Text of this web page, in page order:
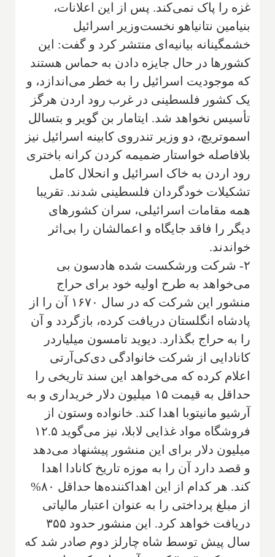
غزه را پاک نمی‌کند. پس از این اعلانات،
بنیامین نتانیاهو نخست‌وزیر اسرائیل
خشمگینانه بیانیه‌ای منتشر کرد و گفت: این
کشورها در حال جایزه دادن به حماس هستند
که موجودیت اسرائیل را به خطر می‌اندازد، و
یک کشور فلسطینی در غرب رود اردن هرگز
تأسیس نخواهد شد. ایتامار بن گویر و بتسالل
اسموتریچ، دو وزیر تندروی کابینه اسرائیل نیز
بلافاصله خواستار ضمیمه کردن کرانه باختری
رود اردن به خاک اسرائیل و انحلال کامل
تشکیلات خودگردان فلسطینی شدند. تقریبا
همه مقامات اسرائیلی، سران کشورهای
دیگر را فاقد جایگاه و اعمالشان را بی‌اثر
خواندند.
۲- شرکت ورشکست شده هادسون بی
می‌خواهد به طرح اولیه خود برای حراج
منشور این شرکت که در سال ۱۶۷۰ آن را از
پادشاه انگلستان دریافت کرده، بازگردد و آن
را به حراج بگذارد. دیوید تامسون میلیاردر
کانادایی از شرکت خانوادگی دی‌کی‌آر‌تی
اعلام کرده که می‌خواهد این سند تاریخی را
حداقل به قیمت ۱۵ میلیون دلار خریداری و به
آرشیو مانیتوبا اهدا کند. خانواده وستون از
فروشگاه مواد غذایی لابلا، نیز می‌گوید ۱۲.۵
میلیون دلار برای این منشور پیشنهاد می‌دهد
و قصد دارد آن را به موزه تاریخ کانادا اهدا
کند. هر کدام از این اهداکننده‌ها حداقل ۸۰%
از مبلغ پرداختی را به عنوان اعتبار مالیاتی
دریافت خواهد کرد. این منشور حدود ۳۵۵
سال پیش توسط شاه چارلز دوم صادر شد که